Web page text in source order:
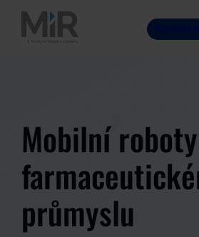
Kontakt
Mobilní
průmyslu